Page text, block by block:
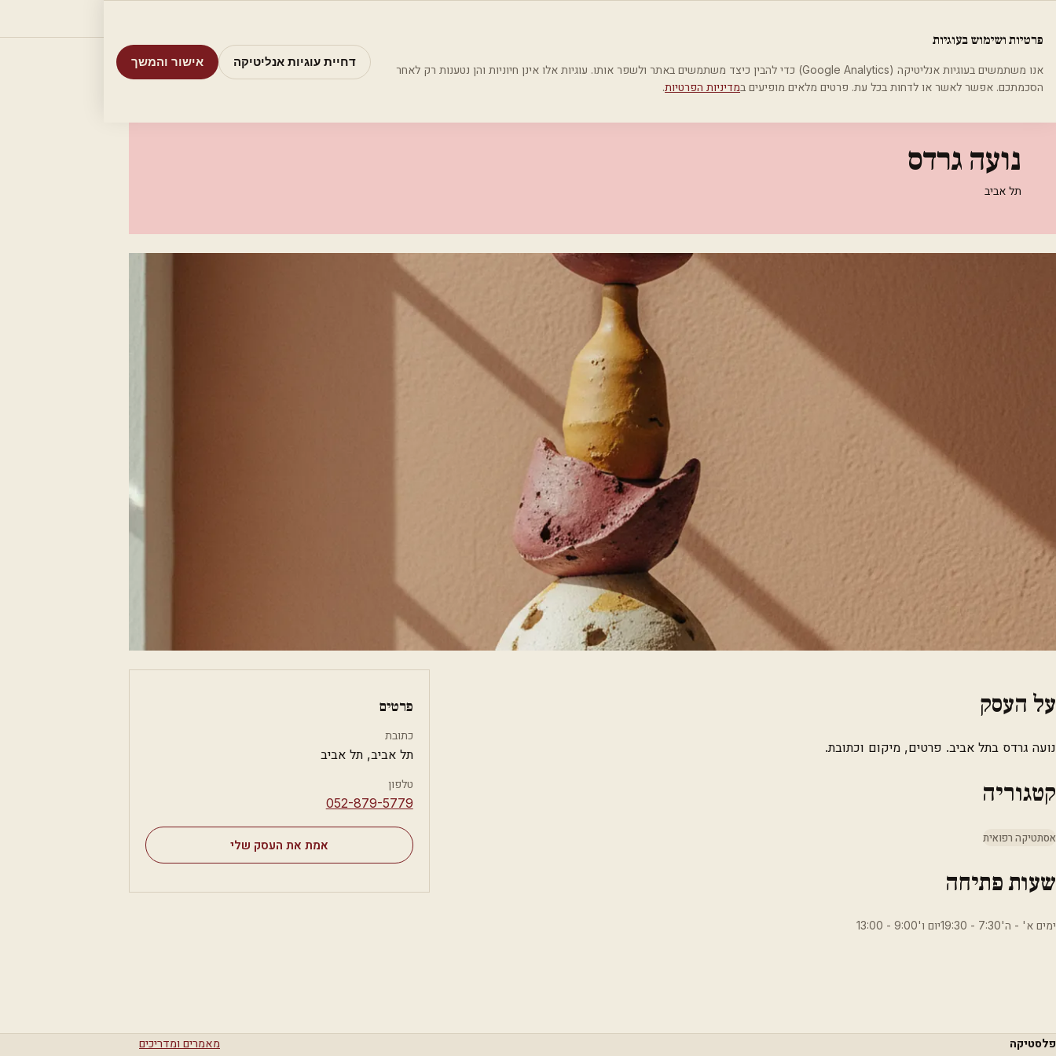
בית קטגוריות אסתטיקה רפואית
נועה גרדס
תל אביב
על העסק
נועה גרדס בתל אביב. פרטים, מיקום וכתובת.
קטגוריה
אסתטיקה רפואית
שעות פתיחה
ימים א' - ה'7:30 - 19:30יום ו'9:00 - 13:00
פרטים
כתובת
תל אביב, תל אביב
טלפון
⁦052-879-5779⁩
אמת את העסק שלי
פלסטיקה מאמרים ומדריכים
פרטיות ושימוש בעוגיות
אנו משתמשים בעוגיות אנליטיקה (Google Analytics) כדי להבין כיצד משתמשים באתר ולשפר אותו. עוגיות אלו אינן חיוניות והן נטענות רק לאחר
הסכמתכם. אפשר לאשר או לדחות בכל עת. פרטים מלאים מופיעים במדיניות הפרטיות.
דחיית עוגיות אנליטיקה אישור והמשך